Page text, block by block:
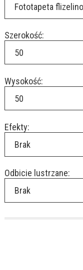
Fototapeta
Szerokość:
Wysokość:
Efekty:
Brak
Odbicie lustrzane:
Brak